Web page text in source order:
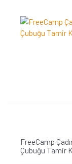
FreeCamp
Çubuğu Tamir